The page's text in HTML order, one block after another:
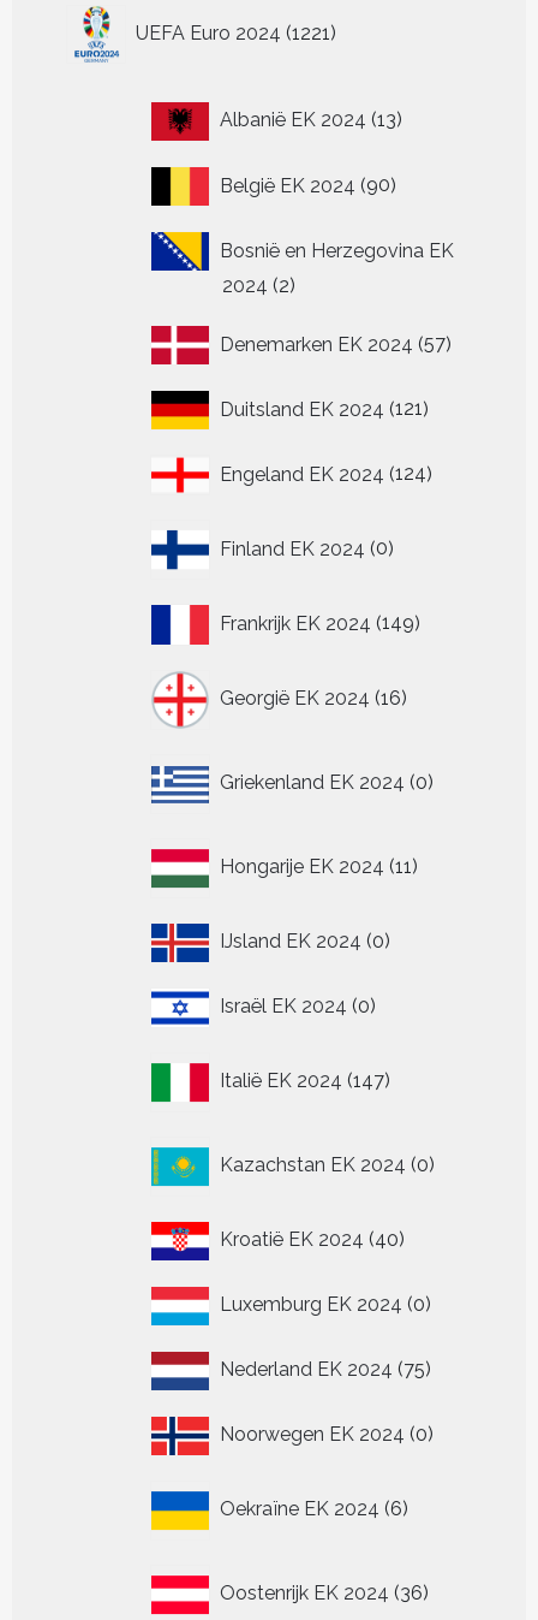
productpagina
UEFA Euro 2024 1221
producten
Albanië EK 2024 1313
België EK 2024 9090
Bosnië en Herzegovina EK
2024 22
Denemarken EK 2024 5757
Duitsland EK 2024 121121
Engeland EK 2024 124124
Finland EK 2024 0
producten
Frankrijk EK 2024 149149
Georgië EK 2024 16
producten
Griekenland EK 2024 0
producten
Hongarije EK 2024 11
producten
IJsland EK 2024 00
Israël EK 2024 00
Italië EK 2024 147
producten
Kazachstan EK 2024 0
producten
Kroatië EK 2024 4040
Luxemburg EK 2024 00
Nederland EK 2024 7575
Noorwegen EK 2024 00
Oekraïne EK 2024 6
producten
Oostenrijk EK 2024 36
producten